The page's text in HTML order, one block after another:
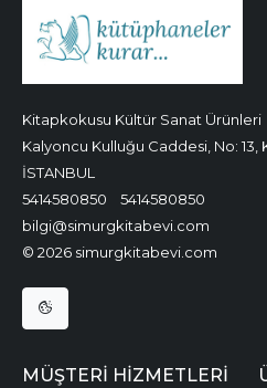
Kitapkokusu Kültür Sanat Ürünleri
Kalyoncu Kulluğu Caddesi, No: 13,
İSTANBUL
5414580850
5414580850
bilgi@simurgkitabevi.com
© 2026 simurgkitabevi.com
MÜŞTERI HIZMETLERI